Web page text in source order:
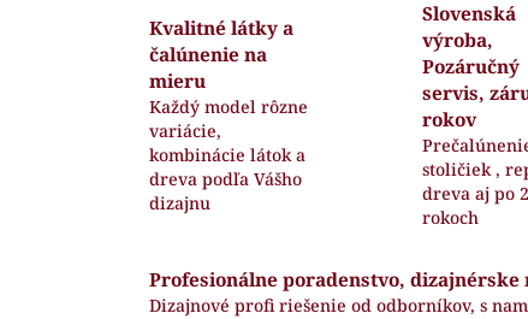
Kvalitné látky a
čalúnenie na
mieru
Každý model rôzne
variácie,
kombinácie látok a
dreva podľa Vášho
dizajnu
Slovenská
výroba,
Pozáručný
servis,
rokov
stoličiek ,
dreva aj po
rokoch
Profesionálne poradenstvo,
Dizajnové profi riešenie od odborníkov, s